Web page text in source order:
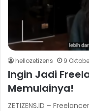
hellozetizens 9
Ingin Jadi
Memulainya!
ZETIZENS.ID –